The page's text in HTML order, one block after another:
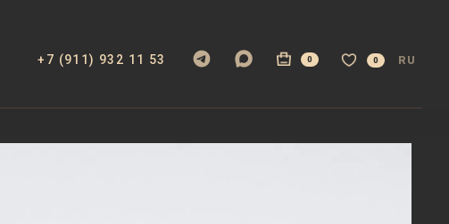
RU
0
0
+7 (911) 932 11 53